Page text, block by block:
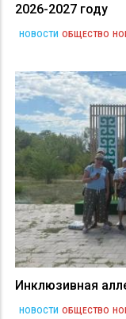
2026-2027 году
НОВОСТИ ОБЩЕСТВО
Инклюзивная
НОВОСТИ ОБЩЕСТВО